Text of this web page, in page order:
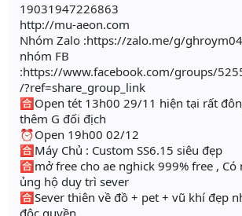
19031947226863
http://mu-aeon.com
Nhóm Zalo :https://zalo.me/g/
nhóm FB
:https://www.facebook.com/groups/
/?ref=share_group_link
🈴Open tét 13h00 29/11 hiện tại rất
thêm G đối địch
⏰Open 19h00 02/12
🈴Máy Chủ : Custom SS6.15 siêu đẹp
🈴mở free cho ae nghick 999% free , Có
ủng hộ duy trì sever
🈴Sever thiên về đồ + pet + vũ khí đẹp